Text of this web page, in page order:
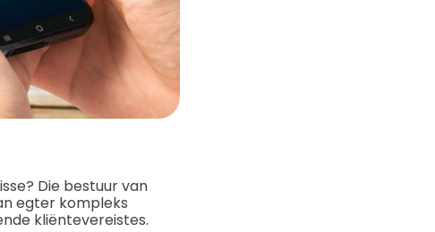
Die bestuur van
egter kompleks
kliëntevereistes.